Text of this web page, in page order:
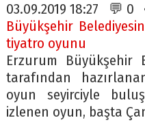
03.09.2019 18:27 💬 0
Büyükşehir
tiyatro oyunu
Erzurum Büyükşehir
tarafından
oyun seyirciyle
izlenen oyun, başta